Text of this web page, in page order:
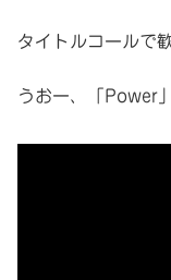
タイトルコールで
うおー、「Power